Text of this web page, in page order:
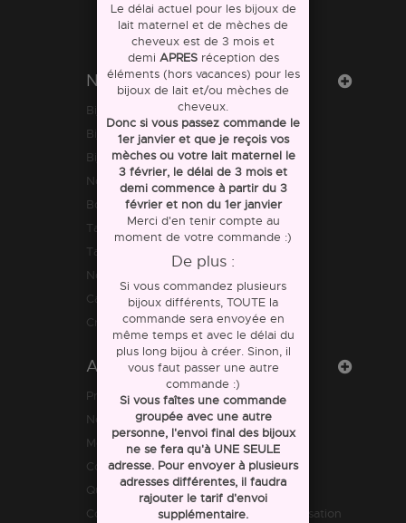
Notre site
Bijoux lait maternel
Bijoux mèches de cheveux
Bijoux personnalisables
Nos amis les animaux
Bolas de grossesse
Tapis d'évolution
Tapis d'évolution
Nouvelle collection
Cartes cadeaux
Créoles personnalisables
Aide
Promotions
Nouveaux produits
Meilleures ventes
Contactez-nous
Qui sommes nous ?
Conditions générales de vente et d'utilisation
Le délai actuel pour les bijoux de
lait maternel et de mèches de
cheveux est de 3 mois et
demi APRESréception des
éléments (hors vacances) pour les
bijoux de lait et/ou mèches de
cheveux.
Donc si vous passez commande le
1er janvier et que je reçois vos
mèches ou votre lait maternel le
3 février, le délai de 3 mois et
demi commence à partir du 3
février et non du 1er janvier
Merci d'en tenir compte au
moment de votre commande :)
De plus :
Si vous commandez plusieurs
bijoux différents, TOUTE la
commande sera envoyée en
même temps et avec le délai du
plus long bijou à créer. Sinon, il
vous faut passer une autre
commande :)
Si vous faîtes une commande
groupée avec une autre
personne, l'envoi final des bijoux
ne se fera qu'à UNE SEULE
adresse. Pour envoyer à plusieurs
adresses différentes, il faudra
rajouter le tarif d'envoi
supplémentaire.